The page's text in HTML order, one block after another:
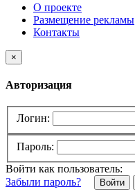
О проекте
Размещение рекламы
Контакты
×
Авторизация
Логин:
Пароль:
Войти как пользователь:
Забыли пароль?